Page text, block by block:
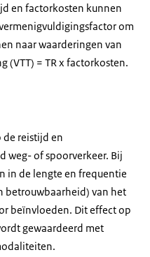
en factorkosten kunnen
om
naar waarderingen van
(VTT) = TR x factorkosten.
de reistijd en
weg- of spoorverkeer. Bij
in de lengte en frequentie
betrouwbaarheid) van het
beïnvloeden. Dit effect op
gewaardeerd met